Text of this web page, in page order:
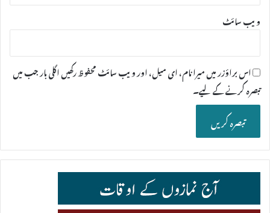
ویب‌ سائٹ
اس براؤزر میں میرا نام، ای میل، اور ویب سائٹ محفوظ رکھیں اگلی بار جب میں
تبصرہ کرنے کےلیے۔